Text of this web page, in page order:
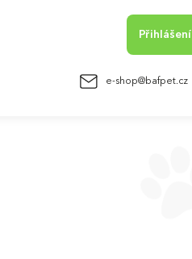
e-shop@bafpet.cz
Přihlášení